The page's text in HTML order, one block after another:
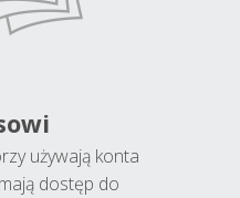
używają konta
dostęp do